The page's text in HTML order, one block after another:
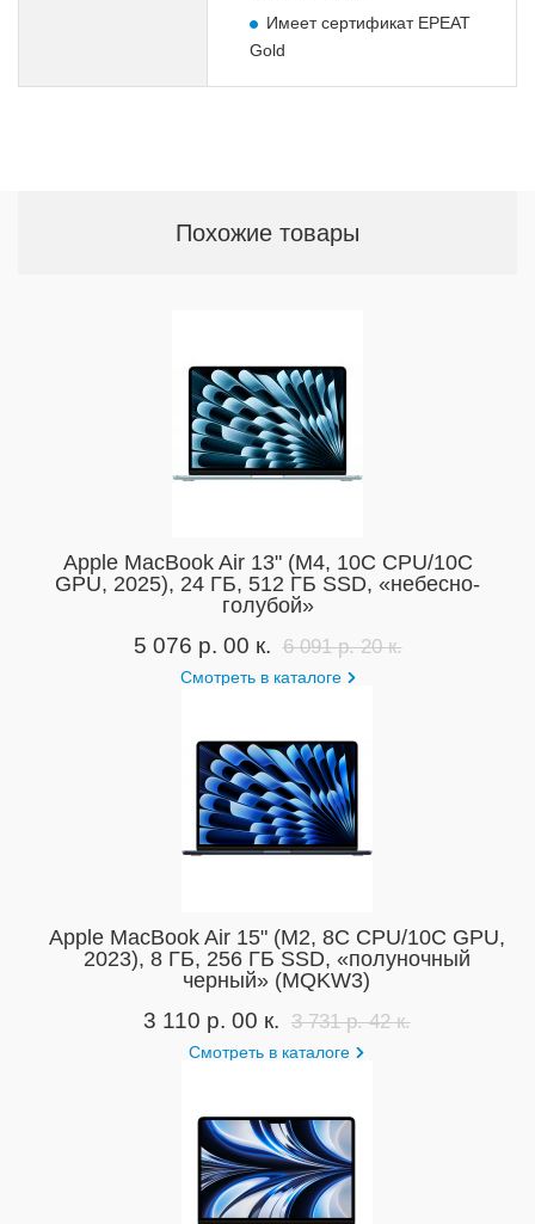
Имеет сертификат EPEAT
Gold
Похожие товары
Apple MacBook Air 13" (M4, 10C CPU/10C
GPU, 2025), 24 ГБ, 512 ГБ SSD, «небесно-
голубой»
5 076 р. 00 к. 6 091 р. 20 к.
Смотреть в каталоге
Apple MacBook Air 15" (M2, 8C CPU/10C GPU,
2023), 8 ГБ, 256 ГБ SSD, «полуночный
черный» (MQKW3)
3 110 р. 00 к. 3 731 р. 42 к.
Смотреть в каталоге